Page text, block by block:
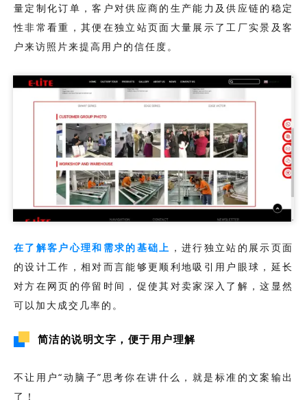
量定制化订单，客户对供应商的生产能力及供应链的稳定
性非常看重，其便在独立站页面大量展示了工厂实景及客
户来访照片来提高用户的信任度。
在了解客户心理和需求的基础上 ，进行独立站的展示页面
的设计工作，相对而言能够更顺利地吸引用户眼球，延长
对方在网页的停留时间，促使其对卖家深入了解，这显然
可以加大成交几率的。
简洁的说明文字，便于用户理解
不让用户“动脑子”思考你在讲什么，就是标准的文案输出
了！